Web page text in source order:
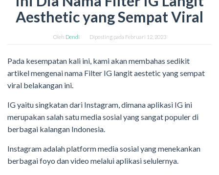
Aesthetic yang Sempat Viral
Oleh Dendi Diposting pada Februari 12, 2023
Pada kesempatan kali ini, kami akan membahas sedikit
artikel mengenai nama Filter IG langit aestetic yang sempat
viral belakangan ini.
IG yaitu singkatan dari Instagram, dimana aplikasi IG ini
merupakan salah satu media sosial yang sangat populer di
berbagai kalangan Indonesia.
Instagram adalah platform media sosial yang menekankan
berbagai foyo dan video melalui aplikasi selulernya.